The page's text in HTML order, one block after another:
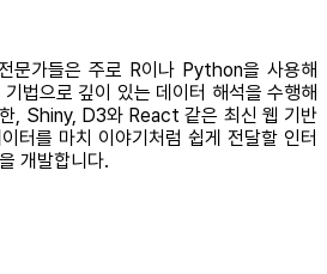
문가들은 주로 R이나 Python을 사용해
법으로 깊이 있는 데이터 해석을 수행해
, Shiny, D3와 React 같은 최신 웹 기반
터를 마치 이야기처럼 쉽게 전달할 인터
개발합니다.